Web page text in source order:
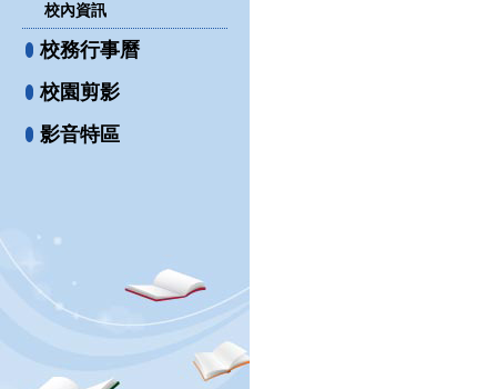
校內資訊
校務行事曆
校園剪影
影音特區